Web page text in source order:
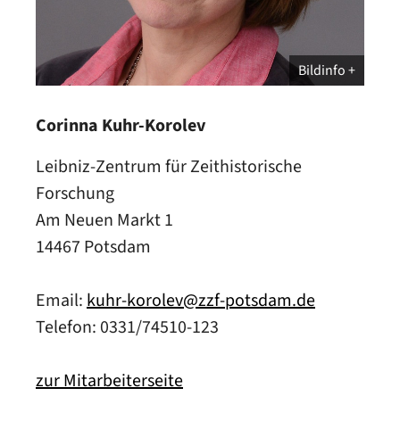
Bildinfo
Corinna Kuhr-Korolev
Leibniz-Zentrum für Zeithistorische
Forschung
Am Neuen Markt 1
14467 Potsdam
Email: kuhr-korolev@zzf-potsdam.de
Telefon: 0331/74510-123
zur Mitarbeiterseite